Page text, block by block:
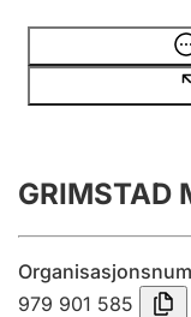
Registrere,
Årsrekneskap
Innsending og
Opplysninger er
GRIMSTAD
979 901 585